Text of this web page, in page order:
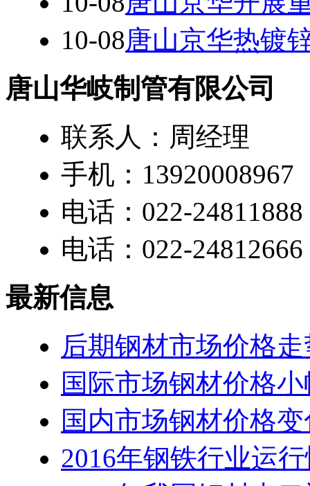
10-08唐山京华热镀
唐山华岐制管有限公司
联系人：周经理
手机：13920008967
电话：022-24811888
电话：022-24812666
最新信息
后期钢材市场价格
国际市场钢材价格
国内市场钢材价格
2016年钢铁行业运